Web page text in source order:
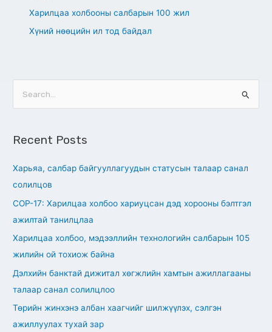
Харилцаа холбооны салбарын 100 жил
Хүний нөөцийн ил тод байдал
r
:
Recent Posts
Харьяа, салбар байгууллагуудын статусын талаар санал
солилцов
СОР-17: Харилцаа холбоо хариуцсан дэд хорооны бэлтгэл
ажилтай танилцлаа
Харилцаа холбоо, мэдээллийн технологийн салбарын 105
жилийн ой тохиож байна
Дэлхийн банктай дижитал хөгжлийн хамтын ажиллагааны
талаар санал солилцлоо
Төрийн жинхэнэ албан хаагчийг шилжүүлэх, сэлгэн
ажиллуулах тухай зар